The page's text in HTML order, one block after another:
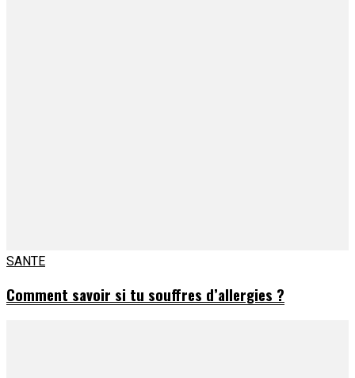
SANTE
Comment savoir si tu souffres d’allergies ?